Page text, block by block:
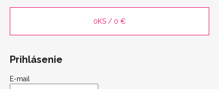
0KS / 0 €
Prihlásenie
E-mail